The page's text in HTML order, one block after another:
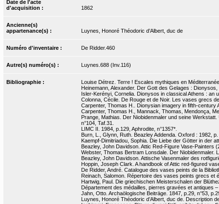
Date de l'acte
d'acquisition :
1862
Ancienne(s)
appartenance(s) :
Luynes, Honoré Théodoric d’Albert, duc de
Numéro d'inventaire : De Ridder.460
Autre(s) numéro(s) : Luynes.688 (Inv.116)
Bibliographie :
Louise Détrez. Terre ! Escales mythiques en
Heinemann, Alexander. Der Gott des Gelages :
Isler-Kerényi, Cornelia. Dionysos in classical Athens : an
Colonna, Cécile. De Rouge et de Noir. Les vases grecs
Carpenter, Thomas H.. Dionysian imagery in fifth-
Carpenter, Thomas H., Mannack, Thomas, Mendonça,
Prange, Mathias. Der Niobidenmaler und seine
n°104, Taf.31.
LIMC II. 1984, p.129, Aphrodite, n°1357*.
Burn, L., Glynn, Ruth. Beazley Addenda. Oxford : 1982, p.
Kaempf-Dimitriadou, Sophia. Die Liebe der Götter in der
Beazley, John Davidson. Attic Red-Figure Vase-Painters
Webster, Thomas Bertram Lonsdale. Der Niobidenmaler.
Beazley, John Davidson. Attische Vasenmaler des
Hoppin, Joseph Clark. A handbook of Attic red-figured
De Ridder, André. Catalogue des vases peints de la
Reinach, Salomon. Répertoire des vases peints grecs et
Hartwig, Paul. Die griechischen Meisterschalen der
Département des médailles, pierres gravées et antiques
Jahn, Otto. Archaölogische Beiträge. 1847, p.29, n°53,
Luynes, Honoré Théodoric d’Albert, duc de. Description